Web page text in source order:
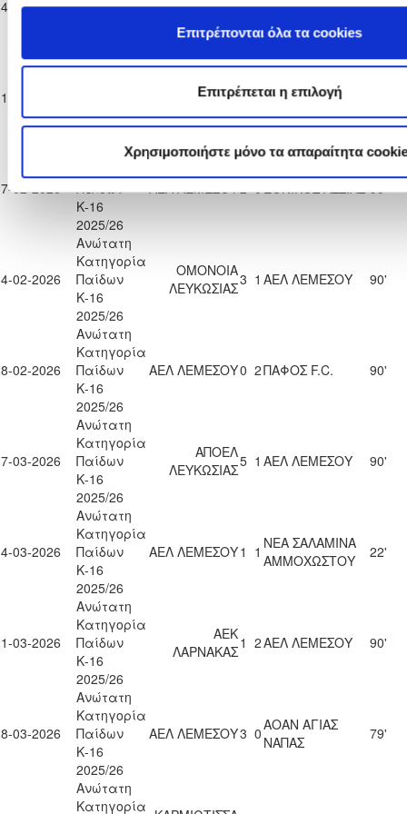
Επιτρέπονται όλα τα cookies
Επιτρέπεται η επιλογή
Χρησιμοποιήστε μόνο τα απαραίτητα
01-2026
Παίδων
ΑΕΛ ΛΕΜΕΣΟΥ6 1 90'
01-2026
Ανώτατη
Κ-16
2025/26
ΑΝΟΡΘΩΣΗ2 2ΑΕΛ ΛΕΜΕΣΟΥ
02-2026
Ανώτατη
Παίδων
Κ-16
2025/26
ΑΕΛ ΛΕΜΕΣΟΥ2 0ΕΘΝΙΚΟΣ ΑΣΣΙΑΣ 90'
02-2026
Ανώτατη
Κατηγορία
Παίδων
Κ-16
2025/26
ΟΜΟΝΟΙΑ
ΛΕΥΚΩΣΙΑΣ3 1 ΑΕΛ ΛΕΜΕΣΟΥ 90'
02-2026
Ανώτατη
Κατηγορία
Παίδων
Κ-16
2025/26
ΑΕΛ ΛΕΜΕΣΟΥ0 2ΠΑΦΟΣ F.C. 90'
03-2026
Ανώτατη
Κατηγορία
Παίδων
Κ-16
2025/26
ΑΠΟΕΛ
ΛΕΥΚΩΣΙΑΣ5 1 ΑΕΛ ΛΕΜΕΣΟΥ 90'
03-2026
Ανώτατη
Κατηγορία
Παίδων
Κ-16
2025/26
ΑΕΛ ΛΕΜΕΣΟΥ1 1 ΝΕΑ ΣΑΛΑΜΙΝΑ
ΑΜΜΟΧΩΣΤΟΥ
22'
03-2026
Ανώτατη
Κατηγορία
Παίδων
Κ-16
2025/26
ΑΕΚ
ΛΑΡΝΑΚΑΣ1 2ΑΕΛ ΛΕΜΕΣΟΥ 90'
03-2026
Ανώτατη
Κατηγορία
Παίδων
Κ-16
2025/26
ΑΕΛ ΛΕΜΕΣΟΥ3 0ΑΟΑΝ ΑΓΙΑΣ
ΝΑΠΑΣ
79'
Ανώτατη
Κατηγορία